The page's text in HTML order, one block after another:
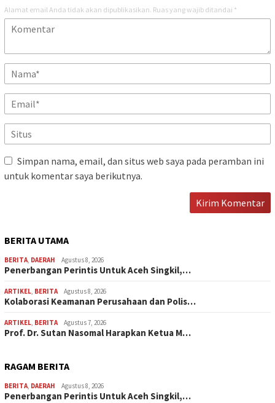
Alamat email Anda tidak akan dipublikasikan. Ruas yang wajib ditandai *
Simpan nama, email, dan situs web saya pada peramban ini
untuk komentar saya berikutnya.
BERITA UTAMA
BERITA, DAERAH Agustus 8, 2026
Penerbangan Perintis Untuk Aceh Singkil,…
ARTIKEL, BERITA Agustus 8, 2026
Kolaborasi Keamanan Perusahaan dan Polis…
ARTIKEL, BERITA Agustus 7, 2026
Prof. Dr. Sutan Nasomal Harapkan Ketua M…
RAGAM BERITA
BERITA, DAERAH Agustus 8, 2026
Penerbangan Perintis Untuk Aceh Singkil,…